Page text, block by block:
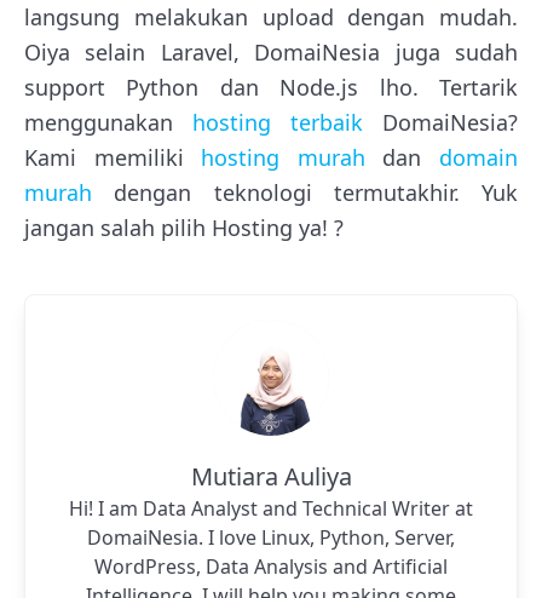
langsung melakukan upload dengan mudah.
Oiya selain Laravel, DomaiNesia juga sudah
support Python dan Node.js lho. Tertarik
menggunakan hosting terbaik DomaiNesia?
Kami memiliki hosting murah dan domain
murah dengan teknologi termutakhir. Yuk
jangan salah pilih Hosting ya! ?
Mutiara Auliya
Hi! I am Data Analyst and Technical Writer at
DomaiNesia. I love Linux, Python, Server,
WordPress, Data Analysis and Artificial